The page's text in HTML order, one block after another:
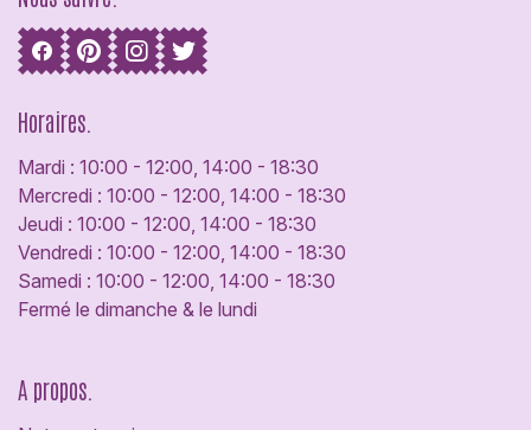
Horaires.
Mardi : 10:00 - 12:00, 14:00 - 18:30
Mercredi : 10:00 - 12:00, 14:00 - 18:30
Jeudi : 10:00 - 12:00, 14:00 - 18:30
Vendredi : 10:00 - 12:00, 14:00 - 18:30
Samedi : 10:00 - 12:00, 14:00 - 18:30
Fermé le dimanche & le lundi
A propos.